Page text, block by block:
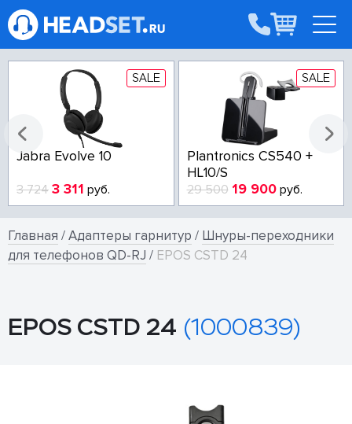
SALE
CS540 +
50019 900руб.
SALE
Poly Voyager Focus 2
USB-A/USB-C Teams
17 295 15 614руб.
Главная /Адаптеры гарнитур / Шнуры-переходники
для телефонов QD-RJ / EPOS CSTD 24
EPOS CSTD 24 (1000839)